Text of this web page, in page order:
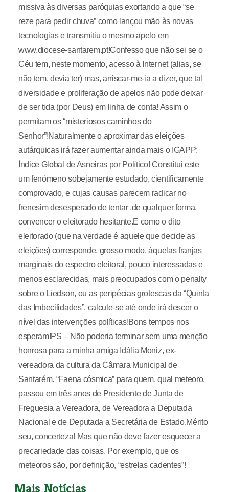
missiva às diversas paróquias exortando a que “se
reze para pedir chuva” como lançou mão às novas
tecnologias e transmitiu o mesmo apelo em
www.diocese-santarem.pt!Confesso que não sei se o
Céu tem, neste momento, acesso à Internet (alias, se
não tem, devia ter) mas, arriscar-me-ia a dizer, que tal
diversidade e proliferação de apelos não pode deixar
de ser tida (por Deus) em linha de conta! Assim o
permitam os “misteriosos caminhos do
Senhor”!Naturalmente o aproximar das eleições
autárquicas irá fazer aumentar ainda mais o IGAPP:
Índice Global de Asneiras por Político! Constitui este
um fenómeno sobejamente estudado, cientificamente
comprovado, e cujas causas parecem radicar no
frenesim desesperado de tentar ,de qualquer forma,
convencer o eleitorado hesitante.E como o dito
eleitorado (que na verdade é aquele que decide as
eleições) corresponde, grosso modo, àquelas franjas
marginais do espectro eleitoral, pouco interessadas e
menos esclarecidas, mais preocupados com o penalty
sobre o Liedson, ou as peripécias grotescas da “Quinta
das Imbecilidades”, calcule-se até onde irá descer o
nível das intervenções políticas!Bons tempos nos
esperam!PS – Não poderia terminar sem uma menção
honrosa para a minha amiga Idália Moniz, ex-
vereadora da cultura da Câmara Municipal de
Santarém. “Faena cósmica” para quem, qual meteoro,
passou em três anos de Presidente de Junta de
Freguesia a Vereadora, de Vereadora a Deputada
Nacional e de Deputada a Secretária de Estado.Mérito
seu, concerteza! Mas que não deve fazer esquecer a
precariedade das coisas. Por exemplo, que os
meteoros são, por definição, “estrelas cadentes”!
Mais Notícias